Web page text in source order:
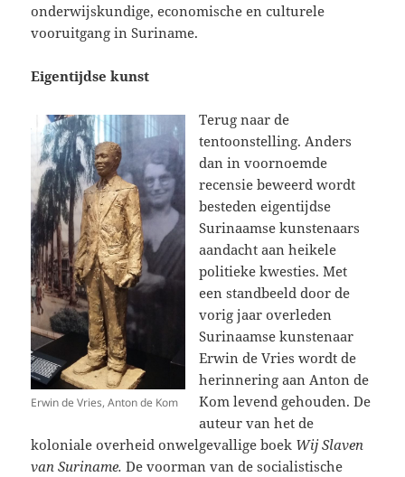
onderwijskundige, economische en culturele
vooruitgang in Suriname.
Eigentijdse kunst
Erwin de Vries, Anton de Kom
Terug naar de
tentoonstelling. Anders
dan in voornoemde
recensie beweerd wordt
besteden eigentijdse
Surinaamse kunstenaars
aandacht aan heikele
politieke kwesties. Met
een standbeeld door de
vorig jaar overleden
Surinaamse kunstenaar
Erwin de Vries wordt de
herinnering aan Anton de
Kom levend gehouden. De
auteur van het de
koloniale overheid onwelgevallige boek Wij Slaven
van Suriname.De voorman van de socialistische